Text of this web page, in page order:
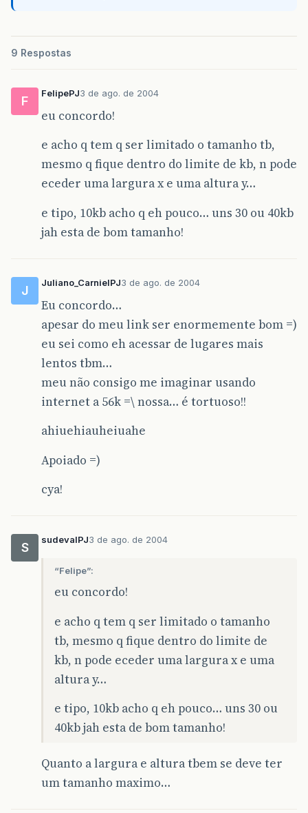
9 Respostas
F
FelipePJ3 de ago. de 2004
eu concordo!
e acho q tem q ser limitado o tamanho tb,
mesmo q fique dentro do limite de kb, n pode
eceder uma largura x e uma altura y…
e tipo, 10kb acho q eh pouco… uns 30 ou 40kb
jah esta de bom tamanho!
J
Juliano_CarnielPJ3 de ago. de 2004
Eu concordo…
apesar do meu link ser enormemente bom =)
eu sei como eh acessar de lugares mais
lentos tbm…
meu não consigo me imaginar usando
internet a 56k =\ nossa… é tortuoso!!
ahiuehiauheiuahe
Apoiado =)
cya!
S
sudevalPJ3 de ago. de 2004
“Felipe”:
eu concordo!
e acho q tem q ser limitado o tamanho
tb, mesmo q fique dentro do limite de
kb, n pode eceder uma largura x e uma
altura y…
e tipo, 10kb acho q eh pouco… uns 30 ou
40kb jah esta de bom tamanho!
Quanto a largura e altura tbem se deve ter
um tamanho maximo…